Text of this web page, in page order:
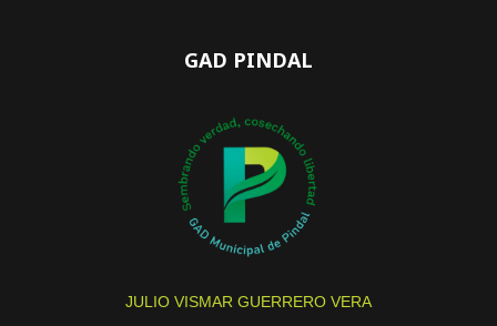
GAD PINDAL
JULIO VISMAR GUERRERO VERA